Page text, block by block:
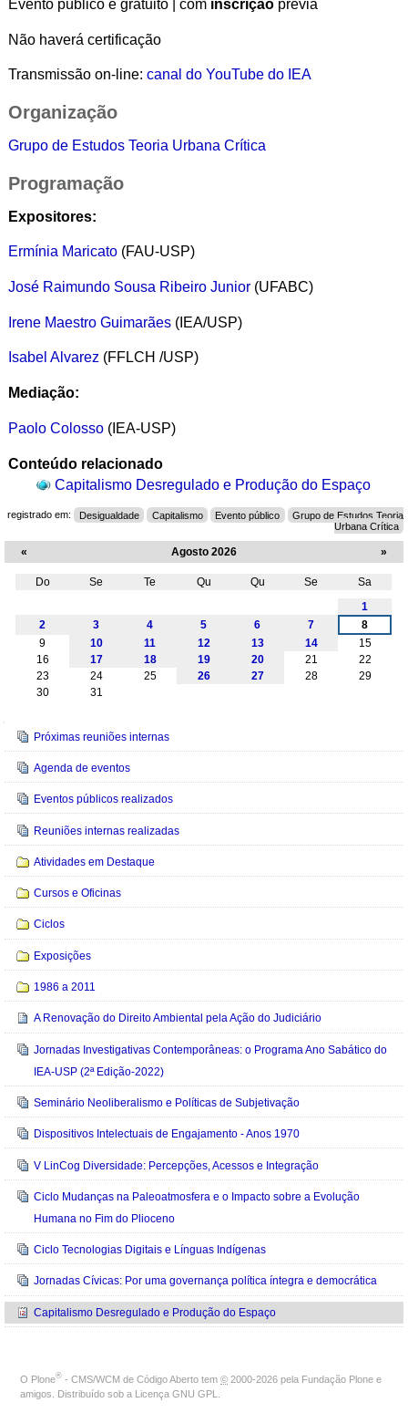
Evento público e gratuito | com inscriçãoprévia
Não haverá certificação
Transmissão on-line: canal do YouTube do IEA
Organização
Grupo de Estudos Teoria Urbana Crítica
Programação
Expositores:
Ermínia Maricato(FAU-USP)
José Raimundo Sousa Ribeiro Junior(UFABC)
Irene Maestro Guimarães(IEA/USP)
Isabel Alvarez (FFLCH /USP)
Mediação:
Paolo Colosso(IEA-USP)
Conteúdo relacionado
Capitalismo Desregulado e Produção do Espaço
registrado em: Desigualdade Capitalismo Evento público
Grupo de Estudos Teoria
Urbana Crítica
« Agosto 2026 »
Do Se Te Qu Qu Se
Sa
1
2
3 4 5 6 7
8
9
10 11 12 13 14
15
16
17 18 19 20 21
22
23
24 25 26 27 28
29
30
31
Navegação
Próximas reuniões internas
Agenda de eventos
Eventos públicos realizados
Reuniões internas realizadas
Atividades em Destaque
Cursos e Oficinas
Ciclos
Exposições
1986 a 2011
A Renovação do Direito Ambiental pela Ação do Judiciário
Jornadas Investigativas Contemporâneas: o Programa Ano Sabático do
IEA-USP (2ª Edição-2022)
Seminário Neoliberalismo e Políticas de Subjetivação
Dispositivos Intelectuais de Engajamento - Anos 1970
V LinCog Diversidade: Percepções, Acessos e Integração
Ciclo Mudanças na Paleoatmosfera e o Impacto sobre a Evolução
Humana no Fim do Plioceno
Ciclo Tecnologias Digitais e Línguas Indígenas
Jornadas Cívicas: Por uma governança política íntegra e democrática
Capitalismo Desregulado e Produção do Espaço
O Plone® - CMS/WCM de Código Aberto tem © 2000-2026 pela Fundação Plone e
amigos. Distribuído sob a Licença GNU GPL